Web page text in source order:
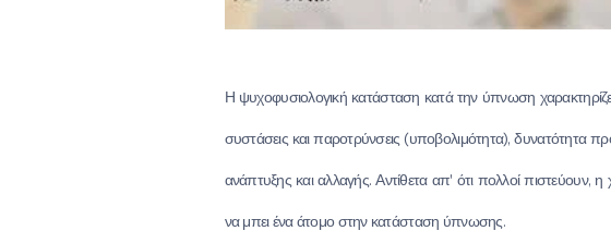
Η ψυχοφυσιολογική κατάσταση κατά την ύπνωση
συστάσεις και παροτρύνσεις (υποβολιμότητα), δυνατότητα
ανάπτυξης και αλλαγής. Αντίθετα απ' ότι πολλοί
να μπει ένα άτομο στην κατάσταση ύπνωσης.